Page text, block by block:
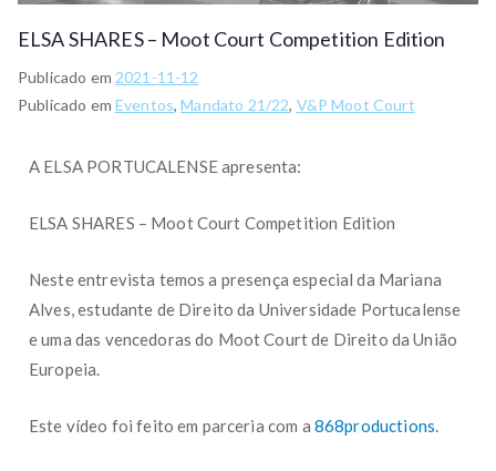
ELSA SHARES – Moot Court Competition Edition
Publicado em 2021-11-12
Publicado em Eventos,Mandato 21/22, V&P Moot Court
A ELSA PORTUCALENSE apresenta:
ELSA SHARES – Moot Court Competition Edition
Neste entrevista temos a presença especial da Mariana
Alves, estudante de Direito da Universidade Portucalense
e uma das vencedoras do Moot Court de Direito da União
Europeia.
Este vídeo foi feito em parceria com a 868productions.